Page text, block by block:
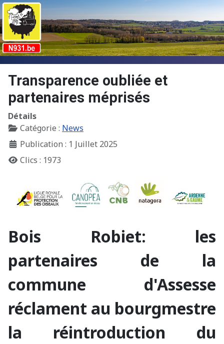
Transparence oubliée et
partenaires méprisés
Détails
Catégorie : News
Publication : 1 Juillet 2025
Clics : 1973
Bois Robiet: les
partenaires de la
commune d'Assesse
réclament au bourgmestre
la réintroduction du